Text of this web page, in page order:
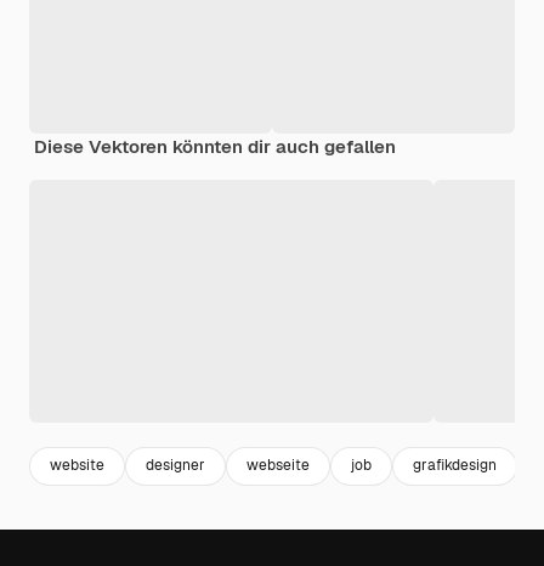
Diese Vektoren könnten dir auch gefallen
website designer webseite job grafikdesign